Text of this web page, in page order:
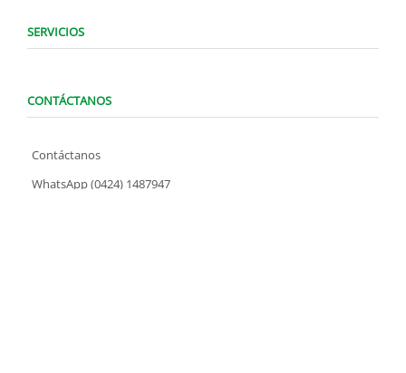
SERVICIOS
CONTÁCTANOS
Contáctanos
WhatsApp (0424) 1487947